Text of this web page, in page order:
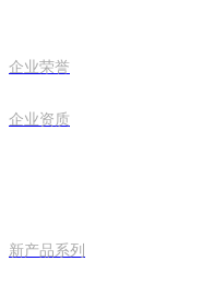
企业荣誉
企业资质
新产品系列